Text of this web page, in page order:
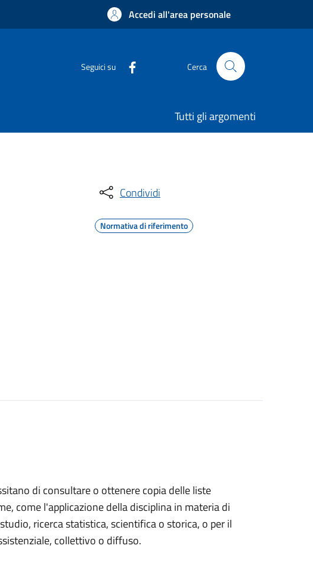
Accedi all'area personale
Seguici su Cerca
Tutti gli argomenti
Condividi
Normativa di riferimento
di consultare o ottenere copia delle liste
come l'applicazione della disciplina in materia di
ricerca statistica, scientifica o storica, o per il
collettivo o diffuso.